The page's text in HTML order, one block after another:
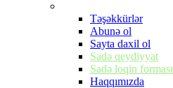
Təşəkkürlər
Abunə ol
Sayta daxil ol
Sadə qeydiyyat
Sadə loqin forması
Haqqımızda